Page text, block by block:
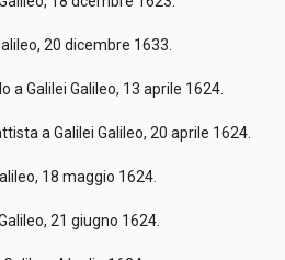
20 dicembre 1633.
a Galilei Galileo, 13 aprile 1624.
a Galilei Galileo, 20 aprile 1624.
18 maggio 1624.
21 giugno 1624.